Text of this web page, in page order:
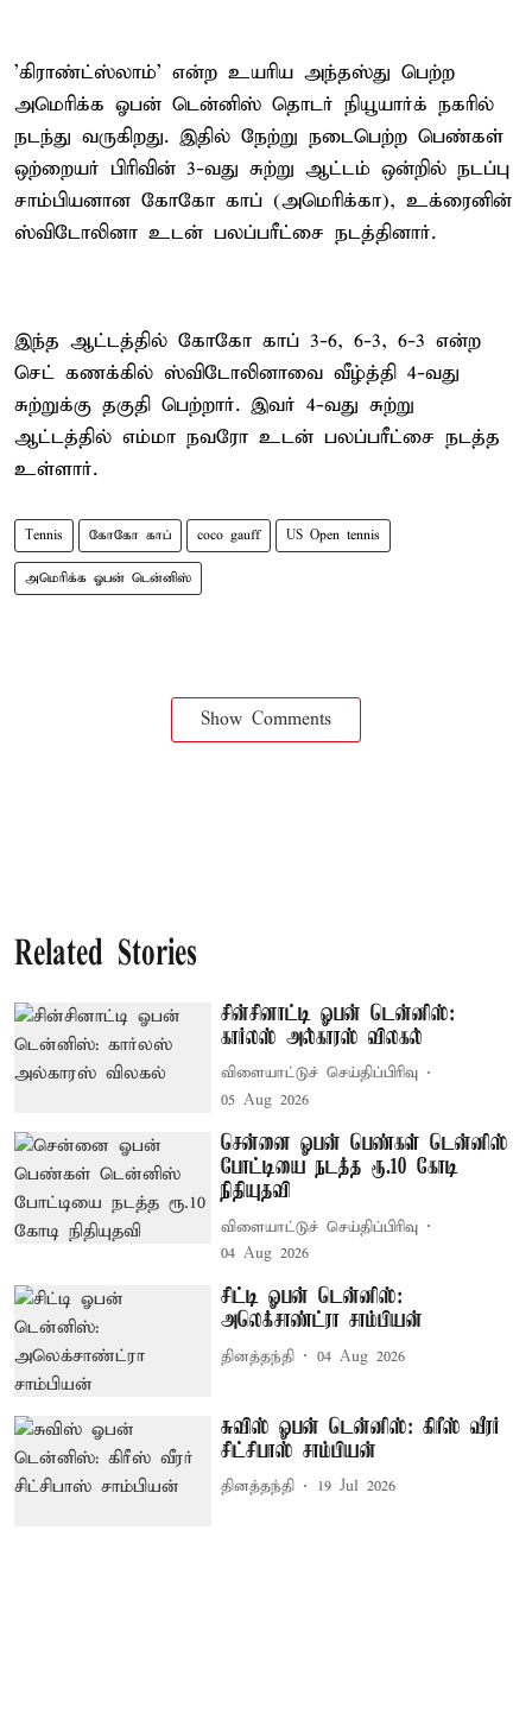
'கிராண்ட்ஸ்லாம்' என்ற உயரிய அந்தஸ்து பெற்ற
அமெரிக்க ஓபன் டென்னிஸ் தொடர் நியூயார்க் நகரில்
நடந்து வருகிறது. இதில் நேற்று நடைபெற்ற பெண்கள்
ஒற்றையர் பிரிவின் 3-வது சுற்று ஆட்டம் ஒன்றில் நடப்பு
சாம்பியனான கோகோ காப் (அமெரிக்கா), உக்ரைனின்
ஸ்விடோலினா உடன் பலப்பரீட்சை நடத்தினார்.
இந்த ஆட்டத்தில் கோகோ காப் 3-6, 6-3, 6-3 என்ற
செட் கணக்கில் ஸ்விடோலினாவை வீழ்த்தி 4-வது
சுற்றுக்கு தகுதி பெற்றார். இவர் 4-வது சுற்று
ஆட்டத்தில் எம்மா நவரோ உடன் பலப்பரீட்சை நடத்த
உள்ளார்.
Tennis கோகோ காப் coco gauff US Open tennis
அமெரிக்க ஓபன் டென்னிஸ்
Show Comments
Related Stories
சின்சினாட்டி ஓபன் டென்னிஸ்:
கார்லஸ் அல்காரஸ் விலகல்
விளையாட்டுச் செய்திப்பிரிவு
05 Aug 2026
சென்னை ஓபன் பெண்கள் டென்னிஸ்
போட்டியை நடத்த ரூ.10 கோடி
நிதியுதவி
விளையாட்டுச் செய்திப்பிரிவு
04 Aug 2026
சிட்டி ஓபன் டென்னிஸ்:
அலெக்சாண்ட்ரா சாம்பியன்
தினத்தந்தி 04 Aug 2026
சுவிஸ் ஓபன் டென்னிஸ்: கிரீஸ் வீரர்
சிட்சிபாஸ் சாம்பியன்
தினத்தந்தி 19 Jul 2026